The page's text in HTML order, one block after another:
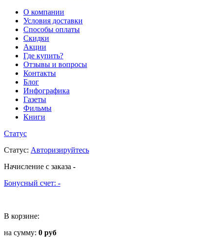
О компании
Условия доставки
Способы оплаты
Скидки
Акции
Где купить?
Отзывы и вопросы
Контакты
Блог
Инфографика
Газеты
Фильмы
Книги
Статус
Статус: Авторизируйтесь
Начисление с заказа -
Бонусный счет: -
В корзине:
на сумму: 0 руб